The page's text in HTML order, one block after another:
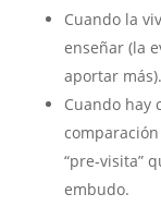
Cuando la
enseñar (la
aportar más).
Cuando hay
“pre‑visita”
embudo.